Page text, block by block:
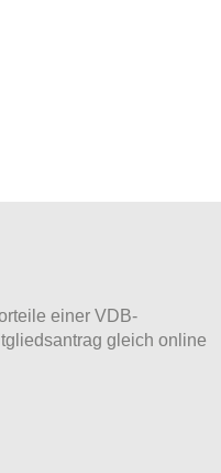
einer VDB-
gleich online